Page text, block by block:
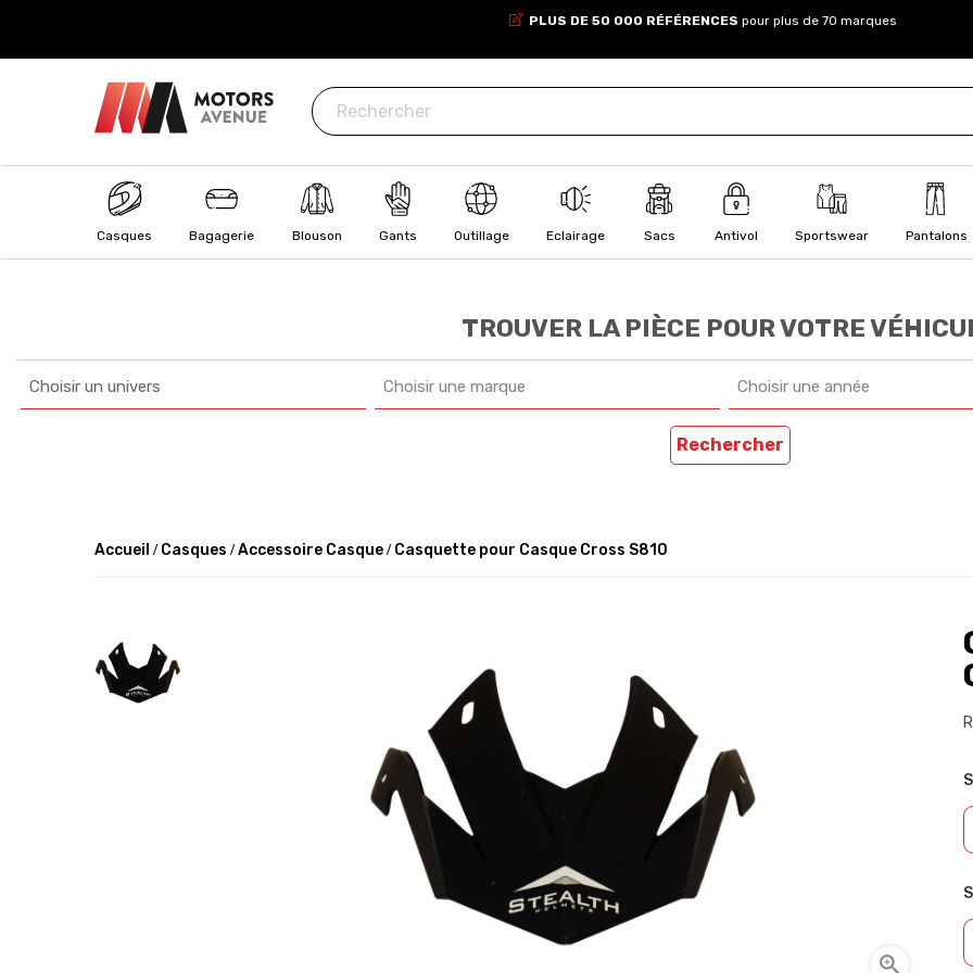
PLUS DE 50 000 RÉFÉRENCES pour plus de 70 marques
Casques Bagagerie Blouson Gants Outillage Eclairage Sacs Antivol Sportswear Pantalons
TROUVER LA PIÈCE POUR VOTRE
Choisir un univers Choisir une marque Choisir une année
Rechercher
Accueil Casques Accessoire Casque Casquette pour Casque Cross S810
